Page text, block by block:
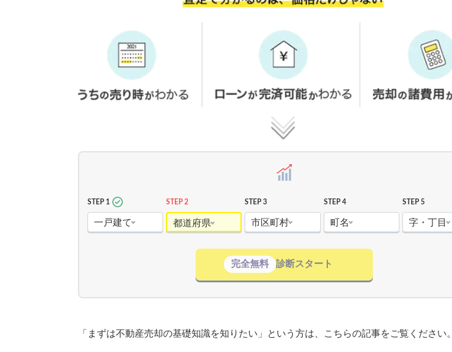
STEP 1
一戸建て
STEP 2
都道府県
STEP 3
市区町村
STEP 4
町名
STEP 5
字・丁目
完全無料 診断スタート
「まずは不動産売却の基礎知識を知りたい」という方は、こちらの記事をご覧ください。